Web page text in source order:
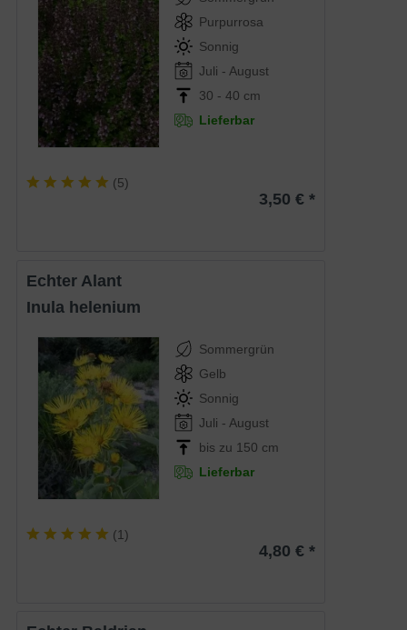
Purpurrosa
Sonnig
Juli - August
30 - 40 cm
Lieferbar
(5)
3,50 € *
Echter Alant
Inula helenium
Sommergrün
Gelb
Sonnig
Juli - August
bis zu 150 cm
Lieferbar
(1)
4,80 € *